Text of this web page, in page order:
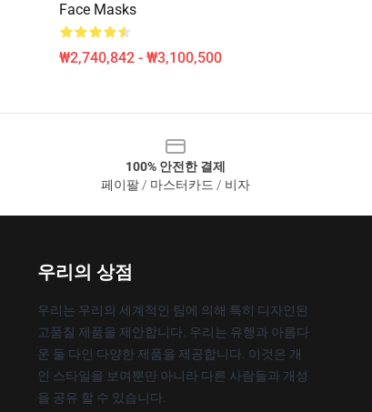
Face Masks
₩2,740,842 - ₩3,100,500
100% 안전한 결제
페이팔 / 마스터카드 / 비자
우리의 상점
우리는 우리의 세계적인 팀에 의해 특히 디자인된
고품질 제품을 제안합니다. 우리는 유행과 아름다
운 둘 다인 다양한 제품을 제공합니다. 이것은 개
인 스타일을 보여뿐만 아니라 다른 사람들과 개성
을 공유 할 수 있습니다.